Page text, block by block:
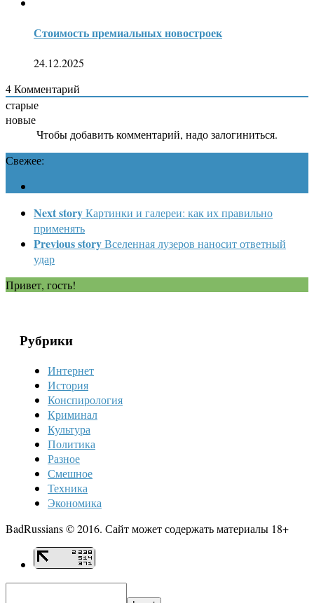
Стоимость премиальных новостроек
24.12.2025
4Комментарий
старые
новые
Чтобы добавить комментарий, надо залогиниться.
Свежее:
Next storyКартинки и галереи: как их правильно
применять
Previous storyВселенная лузеров наносит ответный
удар
Привет, гость!
Рубрики
Интернет
История
Конспирология
Криминал
Культура
Политика
Разное
Смешное
Техника
Экономика
BadRussians © 2016. Сайт может содержать материалы 18+